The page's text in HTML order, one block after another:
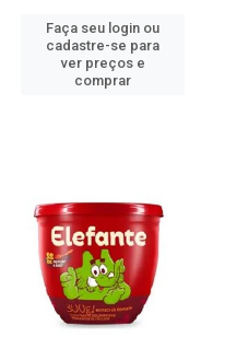
Faça seu login ou
cadastre-se para
ver preços e
comprar